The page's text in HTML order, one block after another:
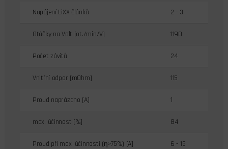
Napájení LiXX článků 2 - 3
Otáčky na Volt [ot./min/V] 1190
Počet závitů 24
Vnitřní odpor [mOhm] 115
Proud naprázdno [A] 1
max. účinnost [%] 84
Proud při max. účinnosti (η>75%) [A] 6 - 15